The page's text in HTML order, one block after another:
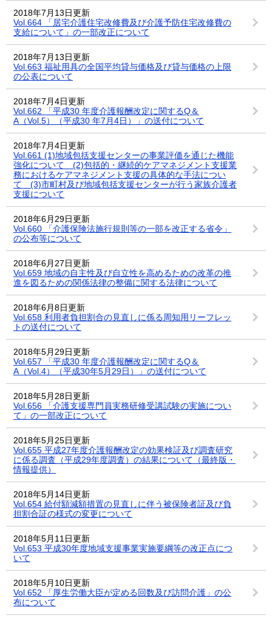
2018年7月13日更新
Vol.664 「居宅介護住宅改修費及び介護予防住宅改修費の
支給について」の一部改正について
2018年7月13日更新
Vol.663 福祉用具の全国平均貸与価格及び貸与価格の上限
の公表について
2018年7月4日更新
Vol.662 「平成30 年度介護報酬改定に関するQ＆
A（Vol.5）（平成30 年7月4日）」の送付について
2018年7月4日更新
Vol.661 (1)地域包括支援センターの事業評価を通じた機能
強化について (2)包括的・継続的ケアマネジメント支援業
務におけるケアマネジメント支援の具体的な手法につい
て (3)市町村及び地域包括支援センターが行う家族介護者
支援について
2018年6月29日更新
Vol.660 「介護保険法施行規則等の一部を改正する省令」
の公布等について
2018年6月27日更新
Vol.659 地域の自主性及び自立性を高めるための改革の推
進を図るための関係法律の整備に関する法律について
2018年6月8日更新
Vol.658 利用者負担割合の見直しに係る周知用リーフレッ
トの送付について
2018年5月29日更新
Vol.657 「平成30 年度介護報酬改定に関するQ＆
A（Vol.4）（平成30年5月29日）」の送付について
2018年5月28日更新
Vol.656 「介護支援専門員実務研修受講試験の実施につい
て」の一部改正について
2018年5月25日更新
Vol.655 平成27年度介護報酬改定の効果検証及び調査研究
に係る調査（平成29年度調査）の結果について（最終版・
情報提供）
2018年5月14日更新
Vol.654 給付額減額措置の見直しに伴う被保険者証及び負
担割合証の様式の変更について
2018年5月11日更新
Vol.653 平成30年度地域支援事業実施要綱等の改正点につ
いて
2018年5月10日更新
Vol.652 「厚生労働大臣が定める回数及び訪問介護」の公
布について